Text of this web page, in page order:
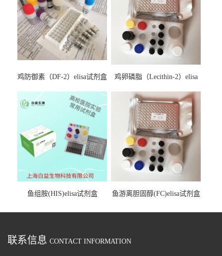
鸡防御素（DF-2）elisa试剂盒
鸡卵磷脂（Lecithin-2）elisa
鱼组胺(HIS)elisa试剂盒 鱼游离胆固醇(FC)elisa试剂盒
联系信息 CONTACT INFORMATION